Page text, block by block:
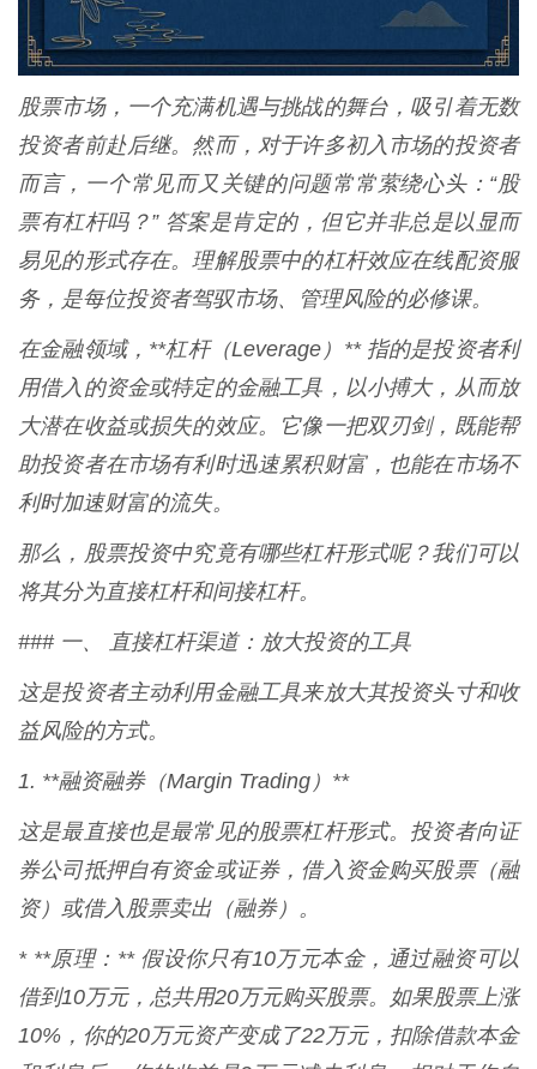
股票市场，一个充满机遇与挑战的舞台，吸引着无数
投资者前赴后继。然而，对于许多初入市场的投资者
而言，一个常见而又关键的问题常常萦绕心头：“股
票有杠杆吗？” 答案是肯定的，但它并非总是以显而
易见的形式存在。理解股票中的杠杆效应在线配资服
务，是每位投资者驾驭市场、管理风险的必修课。
在金融领域，**杠杆（Leverage）** 指的是投资者利
用借入的资金或特定的金融工具，以小搏大，从而放
大潜在收益或损失的效应。它像一把双刃剑，既能帮
助投资者在市场有利时迅速累积财富，也能在市场不
利时加速财富的流失。
那么，股票投资中究竟有哪些杠杆形式呢？我们可以
将其分为直接杠杆和间接杠杆。
### 一、 直接杠杆渠道：放大投资的工具
这是投资者主动利用金融工具来放大其投资头寸和收
益风险的方式。
1. **融资融券（Margin Trading）**
这是最直接也是最常见的股票杠杆形式。投资者向证
券公司抵押自有资金或证券，借入资金购买股票（融
资）或借入股票卖出（融券）。
* **原理：** 假设你只有10万元本金，通过融资可以
借到10万元，总共用20万元购买股票。如果股票上涨
10%，你的20万元资产变成了22万元，扣除借款本金